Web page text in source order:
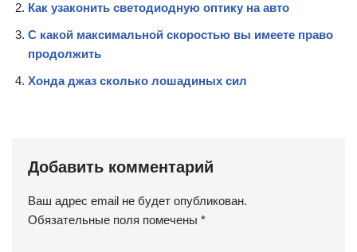
Как узаконить светодиодную оптику на авто
С какой максимальной скоростью вы имеете право
продолжить
Хонда джаз сколько лошадиных сил
Добавить комментарий
Ваш адрес email не будет опубликован.
Обязательные поля помечены *